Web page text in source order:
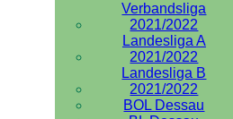
Verbandsliga
2021/2022
Landesliga A
2021/2022
Landesliga B
2021/2022
BOL Dessau